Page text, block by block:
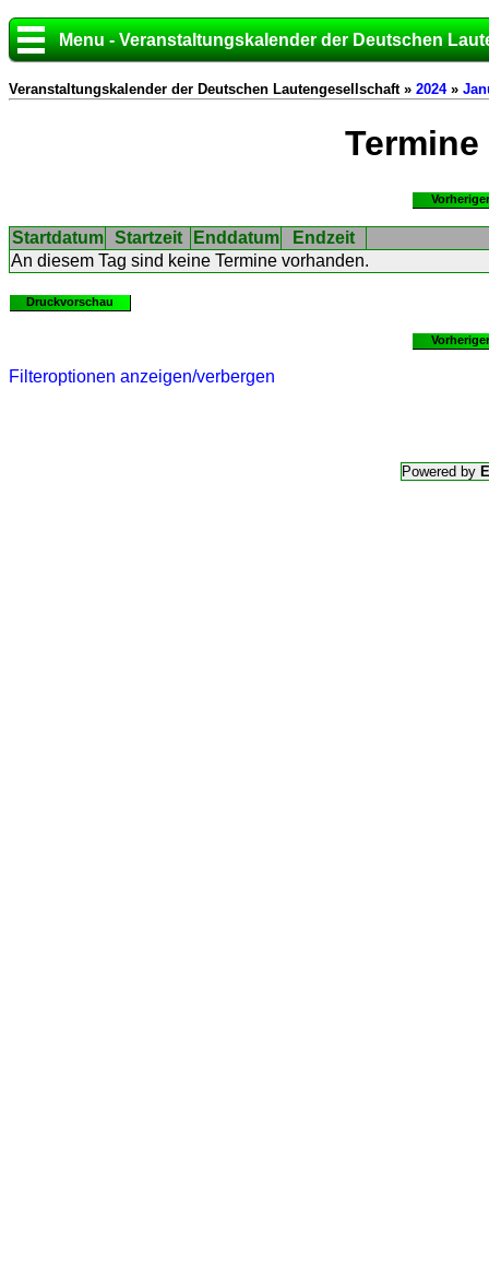
Menu - Veranstaltungskalender der Deutschen
Veranstaltungskalender der Deutschen Lautengesellschaft » 2024»
Termine
Startdatum Startzeit Enddatum
Endzeit
An diesem Tag sind keine Termine vorhanden.
Druckvorschau
Filteroptionen anzeigen/verbergen
Powered by